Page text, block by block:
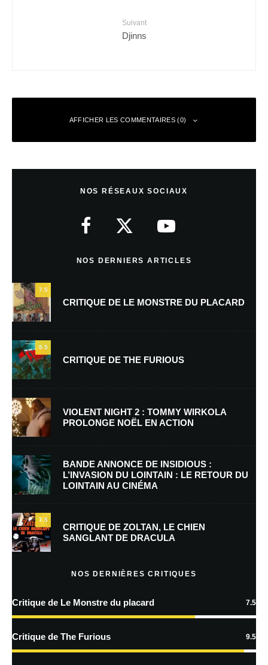
Suivant
Djinns
AFFICHER LES COMMENTAIRES (0)
24 janvier 2011 à 19 h 51 min
Vivement que je le vois à Gerardmer 😀
Arg, oui, le grand retour de la Cat. III à tendance politique !!!
Laisser un commentaire
indiqués avec
Commentaire
NOS RÉSEAUX SOCIAUX
NOS DERNIERS ARTICLES
7.5
CRITIQUE DE LE MONSTRE DU PLACARD
9.5
CRITIQUE DE THE FURIOUS
VIOLENT NIGHT 2 : TOMMY WIRKOLA
PROLONGE NOËL EN ACTION
BANDE ANNONCE DE INSIDIOUS :
L’INVASION DU LOINTAIN : LE RETOUR DU
LOINTAIN AU CINÉMA
7.5
CRITIQUE DE ZOLTAN, LE CHIEN
SANGLANT DE DRACULA
NOS DERNIÈRES CRITIQUES
Critique de Le Monstre du placard 7.5
Critique de The Furious 9.5